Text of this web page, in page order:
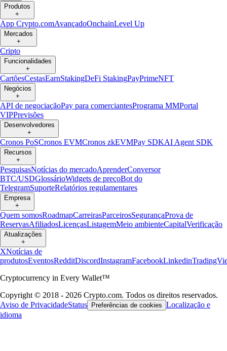
Produtos
+
App Crypto.comAvançadoOnchainLevel Up
Mercados
+
Cripto
Funcionalidades
+
CartõesCestasEarnStakingDeFi StakingPayPrimeNFT
Negócios
+
API de negociaçãoPay para comerciantesPrograma MMPortal
VIPPrevisões
Desenvolvedores
+
Cronos PoSCronos EVMCronos zkEVMPay SDKAI Agent SDK
Recursos
+
PesquisasNotícias do mercadoAprenderConversor
BTC/USDGlossárioWidgets de preçoBot do
TelegramSuporteRelatórios regulamentares
Empresa
+
Quem somosRoadmapCarreirasParceirosSegurançaProva de
ReservasAfiliadosLicençasListagemMeio ambienteCapitalVerificação
Atualizações
+
XNotícias de
produtosEventosRedditDiscordInstagramFacebookLinkedin
Cryptocurrency in Every Wallet™
Copyright © 2018 - 2026 Crypto.com. Todos os direitos reservados.
Aviso de PrivacidadeStatus Preferências de cookies Localização e
idioma